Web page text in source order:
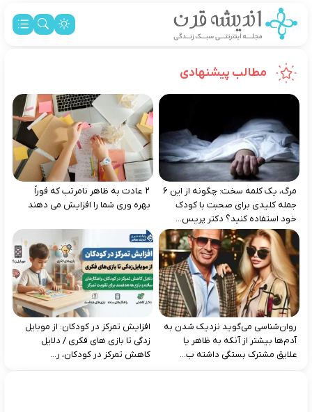
مطالب پیشنهادی
مرگ، یک کلمه سخت: چگونه از این ۶
جمله کلیدی برای صحبت با کودک
خود استفاده کنید؟ دکتر پریس...
۲ عادت به‌ ظاهر نامرتب که فوراً
بهره‌ وری شما را افزایش می‌ دهند
روان‌شناسی می‌گوید نزدیک شدن به
آدم‌ها بیشتر از آنکه به ظاهر یا
علایق مشترک بستگی داشته ب...
افزایش تمرکز در کودکان: از موبایل‌
زدگی تا بازی‌ های فکری / دلایل
کاهش تمرکز در کودکان، ر...